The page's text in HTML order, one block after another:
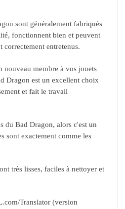
sont généralement fabriqués
fonctionnent bien et peuvent
correctement entretenus.
nouveau membre à vos jouets
Dragon est un excellent choix
et fait le travail
du Bad Dragon, alors c'est un
sont exactement comme les
très lisses, faciles à nettoyer et
Translator (version